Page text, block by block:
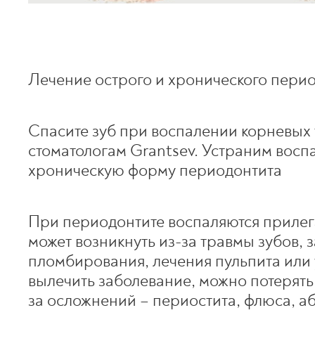
Лечение острого и хронического
Спасите зуб при воспалении
стоматологам Grantsev. Устраним
хроническую форму периодонтита
При периодонтите воспаляются
может возникнуть из-за травмы зубов,
пломбирования, лечения пульпита
вылечить заболевание, можно
за осложнений – периостита, флюса,